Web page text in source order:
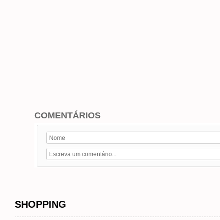
COMENTÁRIOS
SHOPPING